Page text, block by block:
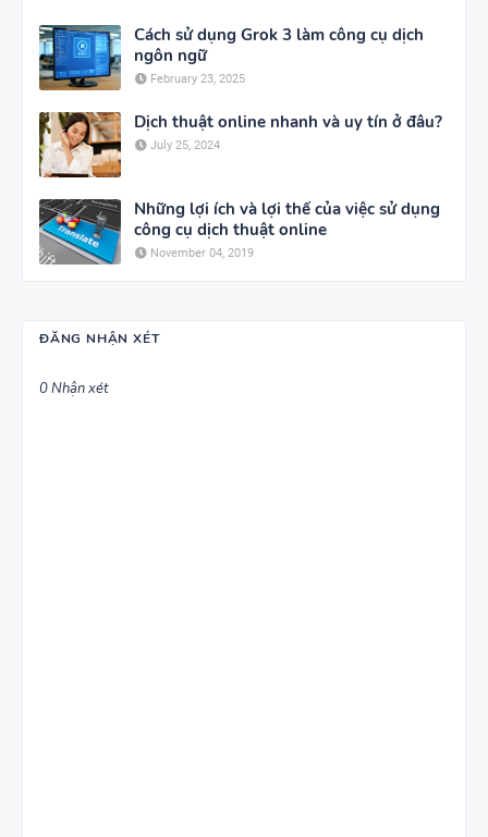
Cách sử dụng Grok 3 làm công cụ dịch
ngôn ngữ
February 23, 2025
Dịch thuật online nhanh và uy tín ở đâu?
July 25, 2024
Những lợi ích và lợi thế của việc sử dụng
công cụ dịch thuật online
November 04, 2019
ĐĂNG NHẬN XÉT
0 Nhận xét